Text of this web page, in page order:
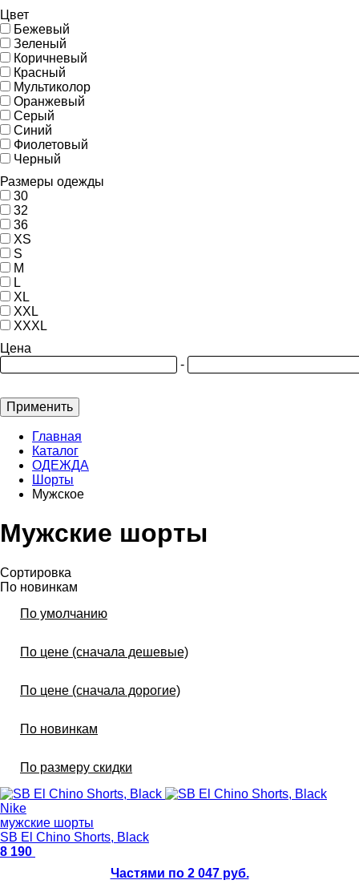
Цвет
Бежевый
Зеленый
Коричневый
Красный
Мультиколор
Оранжевый
Серый
Синий
Фиолетовый
Черный
Размеры одежды
30
32
36
XS
S
M
L
XL
XXL
XXXL
Цена
-
Применить
Главная
Каталог
ОДЕЖДА
Шорты
Мужское
Мужские шорты
Сортировка
По новинкам
По умолчанию
По цене (сначала дешевые)
По цене (сначала дорогие)
По новинкам
По размеру скидки
Nike
мужские шорты
SB El Chino Shorts, Black
8 190
Частями по 2 047 руб.